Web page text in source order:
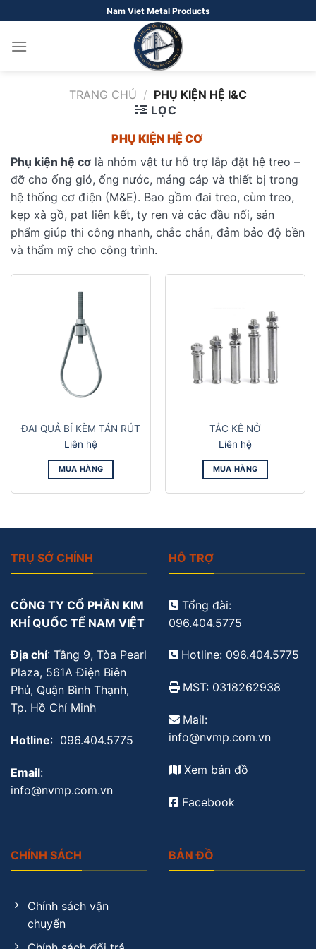
qua
nội
Nam Viet Metal Products
TRANG CHỦ / PHỤ KIỆN HỆ I&C
LỌC
PHỤ KIỆN HỆ CƠ
Phụ kiện hệ cơ là nhóm vật tư hỗ trợ lắp đặt hệ treo –
đỡ cho ống gió, ống nước, máng cáp và thiết bị trong
hệ thống cơ điện (M&E). Bao gồm đai treo, cùm treo,
kẹp xà gồ, pat liên kết, ty ren và các đầu nối, sản
phẩm giúp thi công nhanh, chắc chắn, đảm bảo độ bền
và thẩm mỹ cho công trình.
ĐAI QUẢ BÍ KÈM TÁN RÚT
Liên hệ
MUA HÀNG
TẮC KÊ NỞ
Liên hệ
MUA HÀNG
TRỤ SỞ CHÍNH
CÔNG TY CỔ PHẦN KIM
KHÍ QUỐC TẾ NAM VIỆT
Địa chỉ: Tầng 9, Tòa Pearl
Plaza, 561A Điện Biên
Phủ, Quận Bình Thạnh,
Tp. Hồ Chí Minh
Hotline: 096.404.5775
Email:
info@nvmp.com.vn
HỖ TRỢ
Tổng đài:
096.404.5775
Hotline: 096.404.5775
MST: 0318262938
Mail:
info@nvmp.com.vn
Xem bản đồ
Facebook
CHÍNH SÁCH
Chính sách vận
chuyển
BẢN ĐỒ